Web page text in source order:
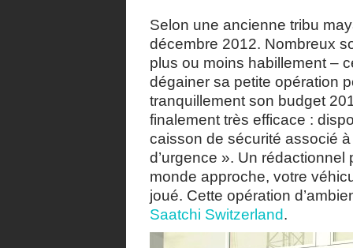
Selon une ancienne tribu
décembre 2012. Nombreux
plus ou moins habillement –
dégainer sa petite opération
tranquillement son budget
finalement très efficace :
caisson de sécurité associé
d’urgence ». Un
monde approche, votre
joué. Cette opération
Saatchi Switzerland.